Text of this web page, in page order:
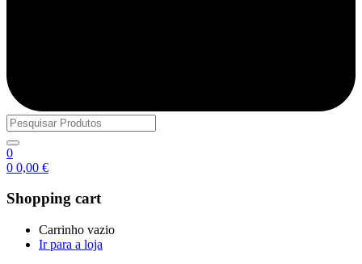
0
0 0,00 €
Shopping cart
Carrinho vazio
Ir para a loja